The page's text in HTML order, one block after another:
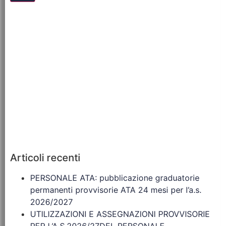
Articoli recenti
PERSONALE ATA: pubblicazione graduatorie
permanenti provvisorie ATA 24 mesi per l’a.s.
2026/2027
UTILIZZAZIONI E ASSEGNAZIONI PROVVISORIE